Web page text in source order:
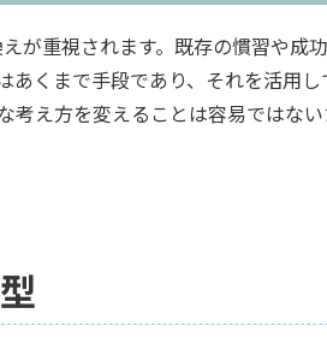
が重視されます。既存の慣習や成
くまで手段であり、それを活用
考え方を変えることは容易ではな